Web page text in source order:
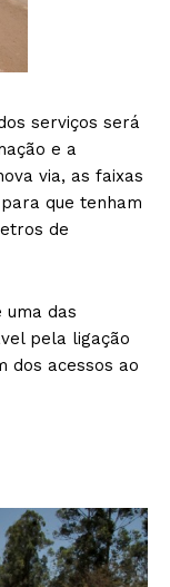
serviços será
e a
via, as faixas
que tenham
de
uma das
pela ligação
dos acessos ao